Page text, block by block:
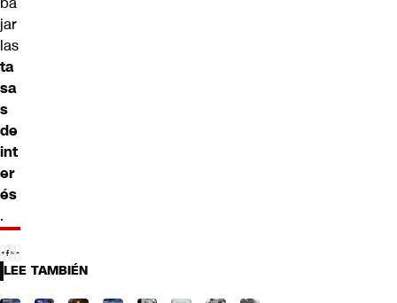
jar
las
ta
sa
s
de
int
er
és
.
LEE TAMBIÉN